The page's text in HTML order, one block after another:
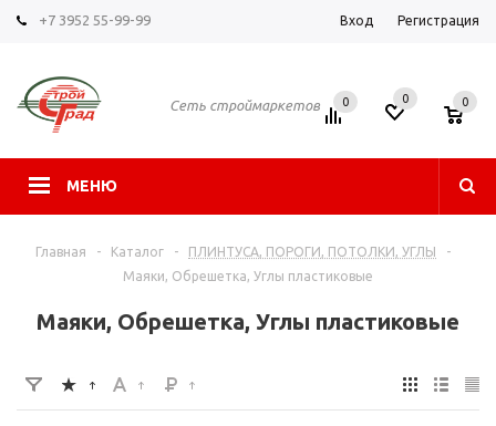
+7 3952 55-99-99 Вход Регистрация
Сеть строймаркетов
МЕНЮ
0 0 0
Главная - Каталог - ПЛИНТУСА, ПОРОГИ, ПОТОЛКИ, УГЛЫ
-
Маяки, Обрешетка, Углы пластиковые
Маяки, Обрешетка, Углы пластиковые